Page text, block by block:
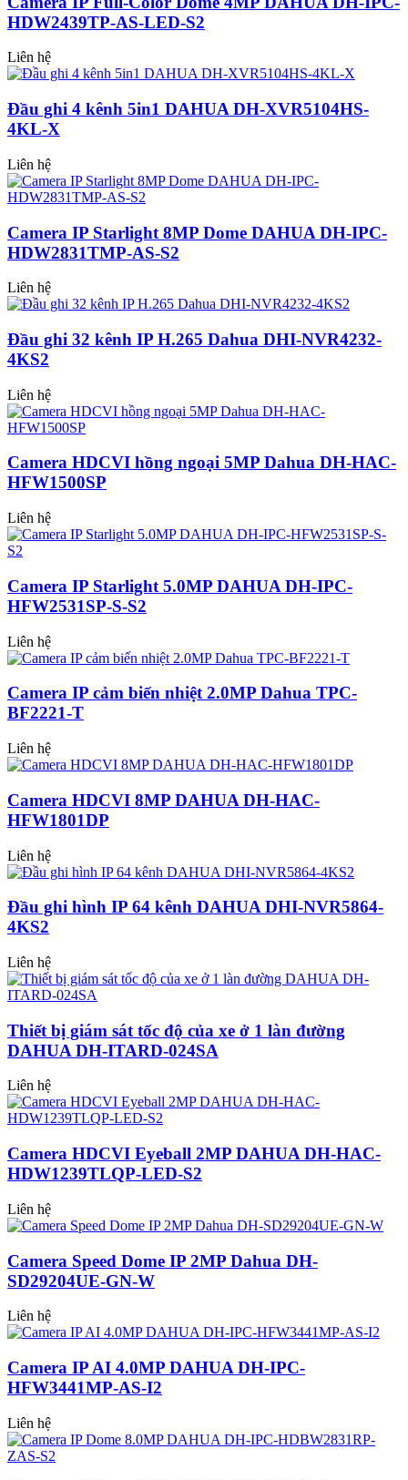
HDW2439TP-AS-LED-S2
Liên hệ
Đầu ghi 4 kênh 5in1 DAHUA DH-XVR5104HS-
4KL-X
Liên hệ
Camera IP Starlight 8MP Dome DAHUA DH-IPC-
HDW2831TMP-AS-S2
Liên hệ
Đầu ghi 32 kênh IP H.265 Dahua DHI-NVR4232-
4KS2
Liên hệ
Camera HDCVI hồng ngoại 5MP Dahua DH-HAC-
HFW1500SP
Liên hệ
Camera IP Starlight 5.0MP DAHUA DH-IPC-
HFW2531SP-S-S2
Liên hệ
Camera IP cảm biến nhiệt 2.0MP Dahua TPC-
BF2221-T
Liên hệ
Camera HDCVI 8MP DAHUA DH-HAC-
HFW1801DP
Liên hệ
Đầu ghi hình IP 64 kênh DAHUA DHI-NVR5864-
4KS2
Liên hệ
Thiết bị giám sát tốc độ của xe ở 1 làn đường
DAHUA DH-ITARD-024SA
Liên hệ
Camera HDCVI Eyeball 2MP DAHUA DH-HAC-
HDW1239TLQP-LED-S2
Liên hệ
Camera Speed Dome IP 2MP Dahua DH-
SD29204UE-GN-W
Liên hệ
Camera IP AI 4.0MP DAHUA DH-IPC-
HFW3441MP-AS-I2
Liên hệ